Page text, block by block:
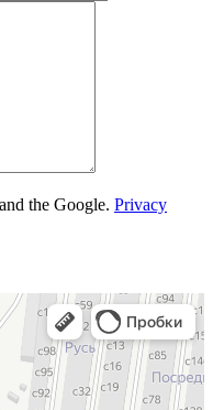
the Google. Privacy